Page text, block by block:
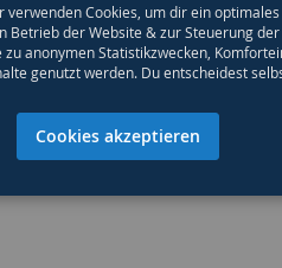
verwenden Cookies, um dir ein
Betrieb der Website & zur Steuerung
zu anonymen Statistikzwecken,
genutzt werden. Du entscheidest
Cookies akzeptieren